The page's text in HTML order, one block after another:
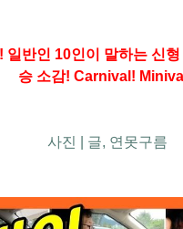
일반인 10인이 말하는 신형
승 소감! Carnival!
사진 | 글, 연못구름